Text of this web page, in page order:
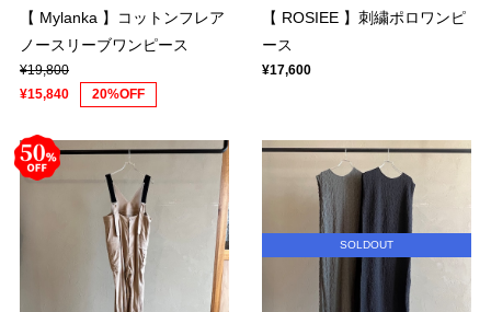
【 Mylanka 】コットンフレア
ノースリーブワンピース
¥19,800
¥15,840
20%OFF
【 ROSIEE 】刺繍ポロワンピ
ース
¥17,600
SOLDOUT